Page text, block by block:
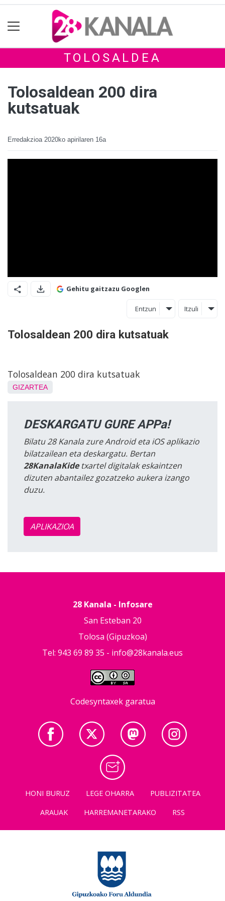
TOLOSALDEA
Tolosaldean 200 dira
kutsatuak
Erredakzioa 2020ko apirilaren 16a
Gehitu gaitzazu Googlen
Entzun Itzuli
Tolosaldean 200 dira kutsatuak
Tolosaldean 200 dira kutsatuak
GIZARTEA
DESKARGATU GURE APPa!
Bilatu 28 Kanala zure Android eta iOS aplikazio
bilatzailean eta deskargatu. Bertan
28KanalaKidetxartel digitalak eskaintzen
dizuten abantailez gozatzeko aukera izango
duzu.
APLIKAZIOA
28 Kanala - Infosare
San Esteban 20
Tolosa (Gipuzkoa)
Tel: 943 69 89 35 - info@28kanala.eus
Codesyntaxek garatua
HONI BURUZ LEGE OHARRA
PUBLIZITATEA
ARAUAK
HARREMANETARAKO RSS